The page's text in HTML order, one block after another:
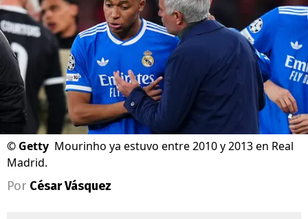
© Getty Mourinho ya estuvo entre 2010 y 2013 en Real
Madrid.
Por César Vásquez